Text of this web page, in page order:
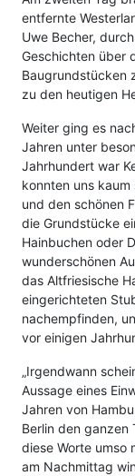
entfernte
Uwe Becher,
Geschichten über
Baugrundstücken
zu den heutigen
Weiter ging es
Jahren unter
Jahrhundert war
konnten uns
und den schönen
die Grundstücke
Hainbuchen oder
wunderschönen
das Altfriesische
eingerichteten
nachempfinden,
vor einigen
„Irgendwann
Aussage eines
Jahren von
Berlin den
diese Worte umso
am Nachmittag